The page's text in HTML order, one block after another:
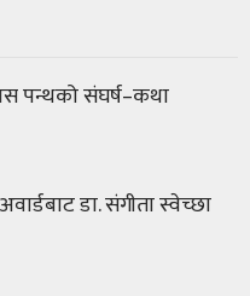
कमरेडहरू
पन्थको संघर्ष–कथा
डा. संगीता स्वेच्छा